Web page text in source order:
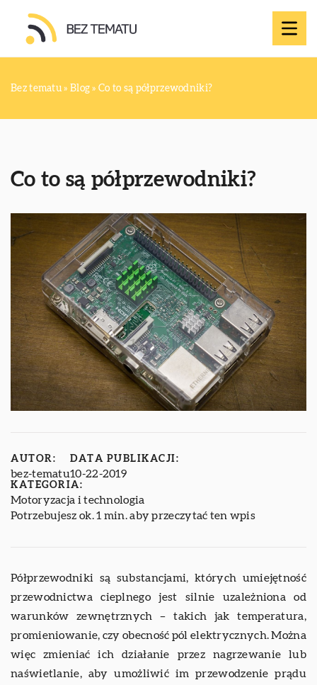
Bez tematu » Blog »Co to są półprzewodniki?
Co to są półprzewodniki?
AUTOR:
bez-tematu
DATA PUBLIKACJI:
10-22-2019
KATEGORIA:
Motoryzacja i technologia
Potrzebujesz ok. 1 min. aby przeczytać ten wpis
Półprzewodniki są substancjami, których umiejętność
przewodnictwa cieplnego jest silnie uzależniona od
warunków zewnętrznych – takich jak temperatura,
promieniowanie, czy obecność pól elektrycznych. Można
więc zmieniać ich działanie przez nagrzewanie lub
naświetlanie, aby umożliwić im przewodzenie prądu